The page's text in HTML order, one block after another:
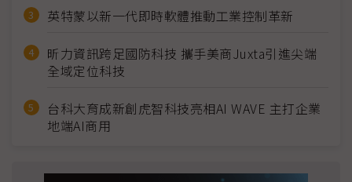
英特蒙以新一代即時軟體推動工業控制革新
昕力資訊跨足國防科技 攜手美商Juxta引進尖端
全域定位科技
台科大育成新創虎智科技亮相AI WAVE 主打企業
地端AI商用